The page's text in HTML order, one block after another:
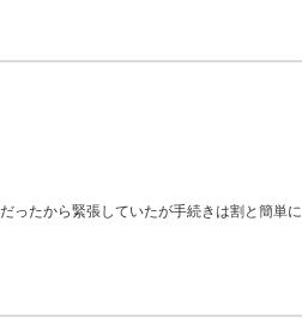
ったから緊張していたが手続きは割と簡単に